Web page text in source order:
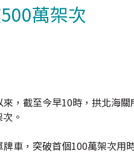
萬架次
，截至今早10時，拱北海
。
車，突破首個100萬架次用